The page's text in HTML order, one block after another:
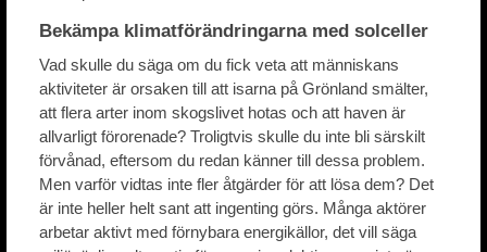
Bekämpa klimatförändringarna med solceller
Vad skulle du säga om du fick veta att människans
aktiviteter är orsaken till att isarna på Grönland smälter,
att flera arter inom skogslivet hotas och att haven är
allvarligt förorenade? Troligtvis skulle du inte bli särskilt
förvånad, eftersom du redan känner till dessa problem.
Men varför vidtas inte fler åtgärder för att lösa dem? Det
är inte heller helt sant att ingenting görs. Många aktörer
arbetar aktivt med förnybara energikällor, det vill säga